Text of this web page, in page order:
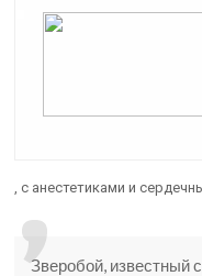
, с анестетиками и
Зверобой, известный